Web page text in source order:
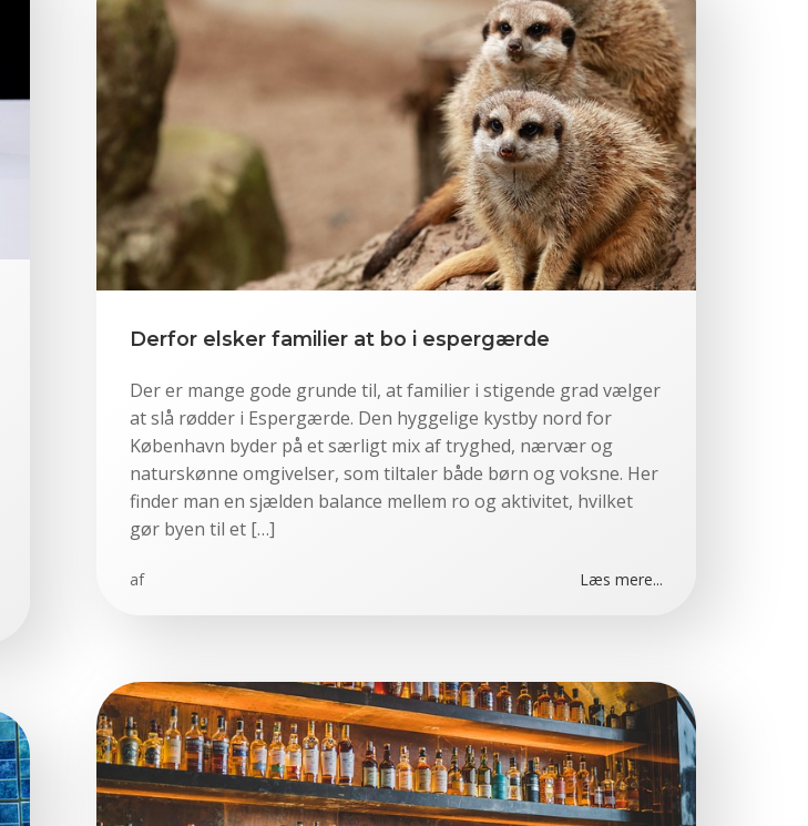
Derfor elsker familier at bo i espergærde
Der er mange gode grunde til, at familier i stigende grad vælger
at slå rødder i Espergærde. Den hyggelige kystby nord for
København byder på et særligt mix af tryghed, nærvær og
naturskønne omgivelser, som tiltaler både børn og voksne. Her
finder man en sjælden balance mellem ro og aktivitet, hvilket
gør byen til et […]
af Læs mere...